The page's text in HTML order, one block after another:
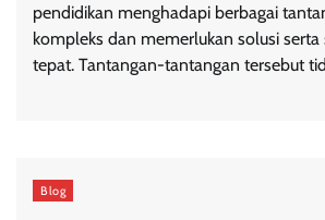
pendidikan menghadapi berbagai
kompleks dan memerlukan solusi serta
tepat. Tantangan-tantangan tersebut
Blog